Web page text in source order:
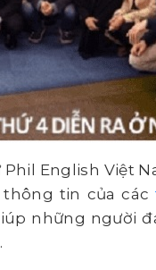
English Việt
thông tin của các
những người
.